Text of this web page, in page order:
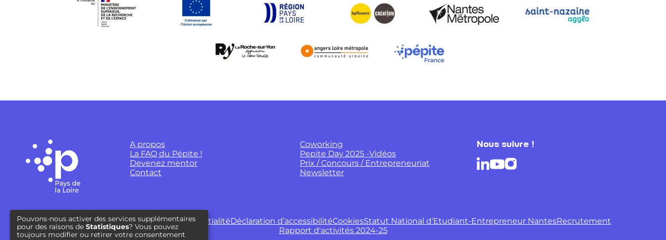
A propos
Coworking
La FAQ du Pépite !
Pepite Day 2025 -Vidéos
Devenez mentor
Prix / Concours / Entrepreneuriat
Contact
Newsletter
Nous suivre !
Mentions légalesPolitique de confidentialitéDéclaration d’accessibilitéCookiesStatut National d’Etudiant-Entrepreneur NantesRecrutement
Rapport d'activités 2024-25
Pouvons-nous activer des services supplémentaires
pour des raisons de Statistiques? Vous pouvez
toujours modifier ou retirer votre consentement